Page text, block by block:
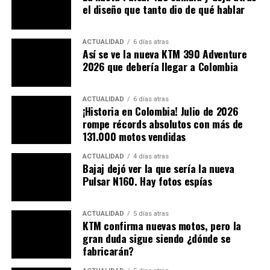
accidentes son directamente por acrobacias, sí hay
En 2024, más de8.000 muertes por accidentes
; cada día fallecen14 personas en moto
lesionadasson motociclistas o peatones
afectados por ellos.
En 2023, en Colombia se registraron más de1
millón de lesionados en siniestros viales
los cuales el70 % eran usuarios de motocicleta
Entre 2017 y 2023, las muertes de motociclistas
tendencia al alza sostenida, mientras que las
motos ya representan más del60 % del parque
automotor.
Entre 2008 y 2021, hubo
el diseño que tanto dio de qué hablar
ACTUALIDAD 6 días atras
Así se ve la nueva KTM 390 Adventure
2026 que debería llegar a Colombia
ACTUALIDAD 6 días atras
¡Historia en Colombia! Julio de 2026
rompe récords absolutos con más de
131.000 motos vendidas
ACTUALIDAD 4 días atras
Bajaj dejó ver la que sería la nueva
Pulsar N160. Hay fotos espías
ACTUALIDAD 5 días atras
KTM confirma nuevas motos, pero la
gran duda sigue siendo ¿dónde se
fabricarán?